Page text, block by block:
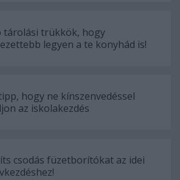
tárolási trükkök, hogy
legyen a te konyhád is!
hogy ne kínszenvedéssel
az iskolakezdés
csodás füzetborítókat az idei